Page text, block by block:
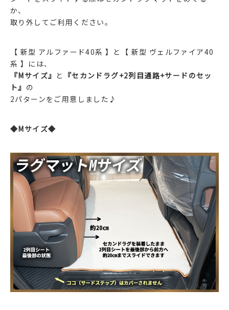
か、
取り外してご利用ください。
【 新型 アルファード40系 】と【 新型 ヴェルファイア40
系 】には、
『Mサイズ』 と 『セカンドラグ+2列目通路+サードのセッ
ト』 の
2パターンをご用意しました♪
◆Mサイズ◆